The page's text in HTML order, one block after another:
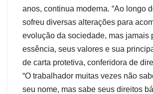
anos, continua moderna. “Ao longo
sofreu diversas alterações para
evolução da sociedade, mas jamais
essência, seus valores e sua
de carta protetiva, conferidora de
“O trabalhador muitas vezes não
seu nome, mas sabe seus direitos